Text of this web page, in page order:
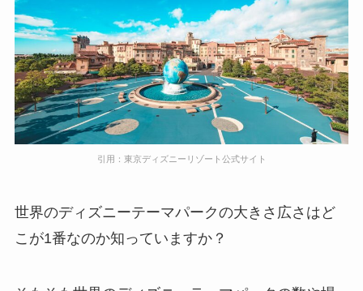
引用：東京ディズニーリゾート公式サイト
世界のディズニーテーマパークの大きさ広さはど
こが1番なのか知っていますか？